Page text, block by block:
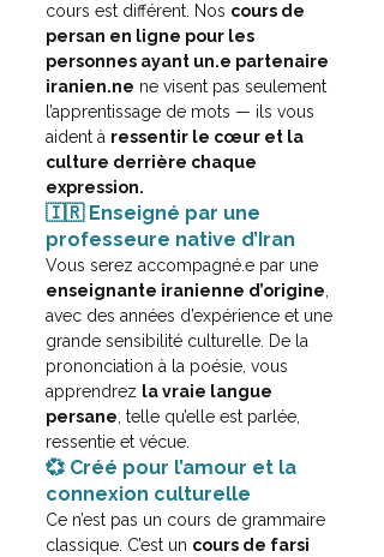
cours est différent. Nos cours de
persan en ligne pour les
personnes ayant un.e partenaire
iranien.ne ne visent pas seulement
l’apprentissage de mots — ils vous
aident à ressentir le cœur et la
culture derrière chaque
expression.
🇮🇷 Enseigné par une
professeure native d’Iran
Vous serez accompagné.e par une
enseignante iranienne d’origine
avec des années d’expérience et une
grande sensibilité culturelle. De la
prononciation à la poésie, vous
apprendrez la vraie langue
persane , telle qu’elle est parlée,
ressentie et vécue.
💞 Créé pour l’amour et la
connexion culturelle
Ce n’est pas un cours de grammaire
classique. C’est un cours de farsi